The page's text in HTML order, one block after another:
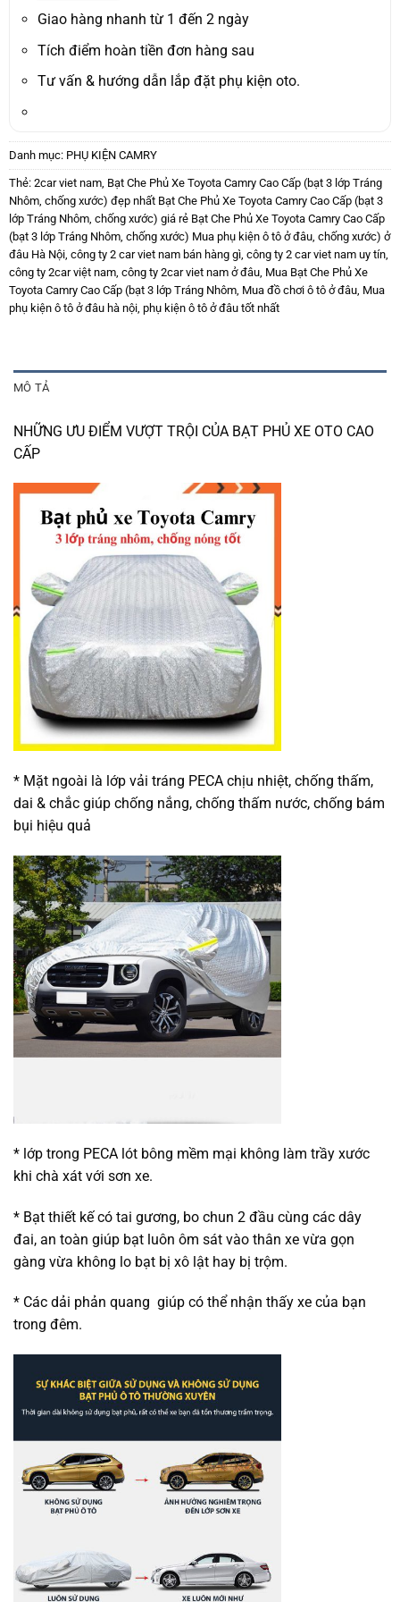
299.000₫.
Giao hàng nhanh từ 1 đến 2 ngày
Tích điểm hoàn tiền đơn hàng sau
Tư vấn & hướng dẫn lắp đặt phụ kiện oto.
Danh mục: PHỤ KIỆN CAMRY
Thẻ: 2car viet nam, Bạt Che Phủ Xe Toyota Camry Cao Cấp (bạt 3 lớp Tráng
Nhôm, chống xước) đẹp nhất Bạt Che Phủ Xe Toyota Camry Cao Cấp (bạt 3
lớp Tráng Nhôm, chống xước) giá rẻ Bạt Che Phủ Xe Toyota Camry Cao Cấp
(bạt 3 lớp Tráng Nhôm, chống xước) Mua phụ kiện ô tô ở đâu, chống xước) ở
đâu Hà Nội, công ty 2 car viet nam bán hàng gì, công ty 2 car viet nam uy tín,
công ty 2car việt nam, công ty 2car viet nam ở đâu, Mua Bạt Che Phủ Xe
Toyota Camry Cao Cấp (bạt 3 lớp Tráng Nhôm, Mua đồ chơi ô tô ở đâu, Mua
phụ kiện ô tô ở đâu hà nội, phụ kiện ô tô ở đâu tốt nhất
MÔ TẢ
NHỮNG ƯU ĐIỂM VƯỢT TRỘI CỦA BẠT PHỦ XE OTO CAO
CẤP
* Mặt ngoài là lớp vải tráng PECA chịu nhiệt, chống thấm,
dai & chắc giúp chống nắng, chống thấm nước, chống bám
bụi hiệu quả
* lớp trong PECA lót bông mềm mại không làm trầy xước
khi chà xát với sơn xe.
* Bạt thiết kế có tai gương, bo chun 2 đầu cùng các dây
đai, an toàn giúp bạt luôn ôm sát vào thân xe vừa gọn
gàng vừa không lo bạt bị xô lật hay bị trộm.
* Các dải phản quang giúp có thể nhận thấy xe của bạn
trong đêm.